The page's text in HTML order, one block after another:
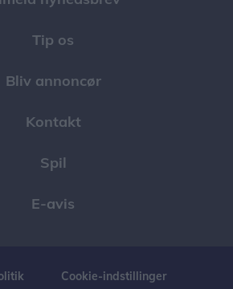
Tip os
Bliv annoncør
Kontakt
Spil
E-avis
Cookie-indstillinger